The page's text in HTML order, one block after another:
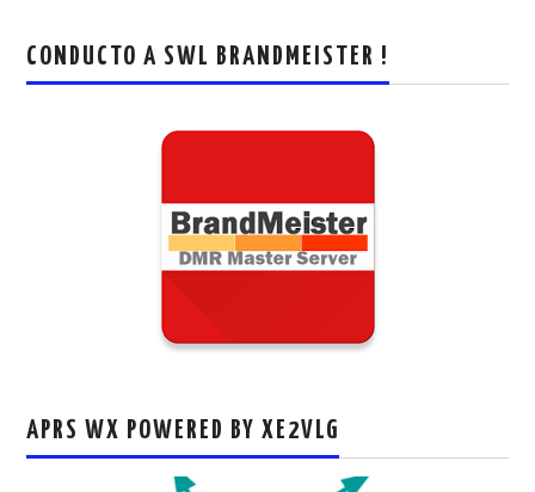
CONDUCTO A SWL BRANDMEISTER !
APRS WX POWERED BY XE2VLG